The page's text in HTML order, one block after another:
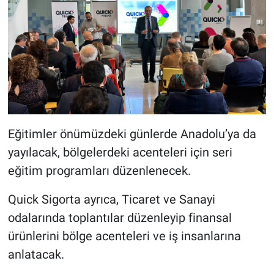
Eğitimler önümüzdeki günlerde Anadolu’ya da
yayılacak, bölgelerdeki acenteleri için seri
eğitim programları düzenlenecek.
Quick Sigorta ayrıca, Ticaret ve Sanayi
odalarında toplantılar düzenleyip finansal
ürünlerini bölge acenteleri ve iş insanlarına
anlatacak.